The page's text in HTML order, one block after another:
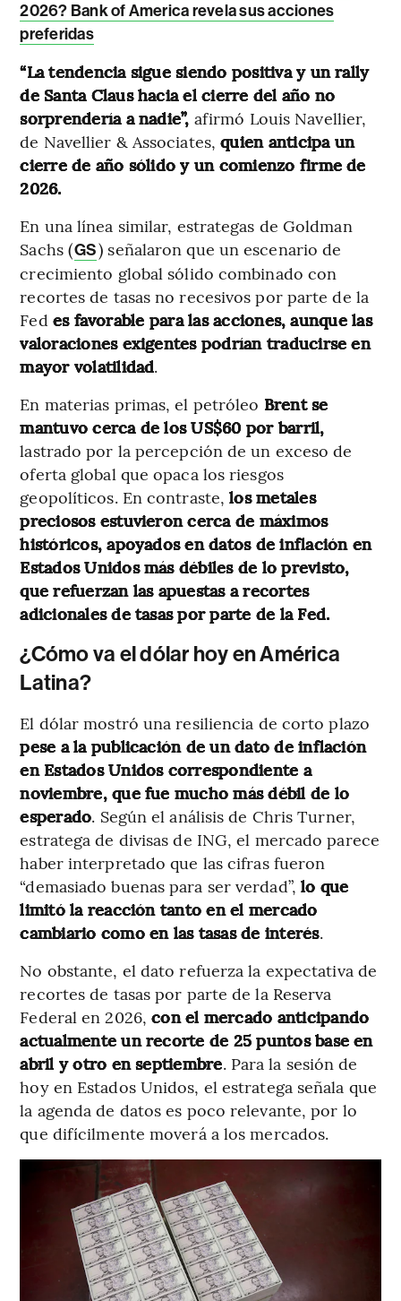
2026? Bank of America revela sus acciones
preferidas
“La tendencia sigue siendo positiva y un rally
de Santa Claus hacia el cierre del año no
sorprendería a nadie”, afirmó Louis Navellier,
de Navellier & Associates, quien anticipa un
cierre de año sólido y un comienzo firme de
2026.
En una línea similar, estrategas de Goldman
Sachs (GS) señalaron que un escenario de
crecimiento global sólido combinado con
recortes de tasas no recesivos por parte de la
Fed es favorable para las acciones, aunque las
valoraciones exigentes podrían traducirse en
mayor volatilidad.
En materias primas, el petróleo Brent se
mantuvo cerca de los US$60 por barril,
lastrado por la percepción de un exceso de
oferta global que opaca los riesgos
geopolíticos. En contraste,los metales
preciosos estuvieron cerca de máximos
históricos, apoyados en datos de inflación en
Estados Unidos más débiles de lo previsto,
que refuerzan las apuestas a recortes
adicionales de tasas por parte de la Fed.
¿Cómo va el dólar hoy en América
Latina?
El dólar mostró una resiliencia de corto plazo
pese a la publicación de un dato de inflación
en Estados Unidos correspondiente a
noviembre, que fue mucho más débil de lo
esperado. Según el análisis de Chris Turner,
estratega de divisas de ING, el mercado parece
haber interpretado que las cifras fueron
“demasiado buenas para ser verdad”, lo que
limitó la reacción tanto en el mercado
cambiario como en las tasas de interés.
No obstante, el dato refuerza la expectativa de
recortes de tasas por parte de la Reserva
Federal en 2026,con el mercado anticipando
actualmente un recorte de 25 puntos base en
abril y otro en septiembre. Para la sesión de
hoy en Estados Unidos, el estratega señala que
la agenda de datos es poco relevante, por lo
que difícilmente moverá a los mercados.